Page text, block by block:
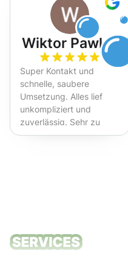
Wiktor Pawlak
Super Kontakt und
schnelle, saubere
Umsetzung. Alles lief
unkompliziert und
zuverlässig. Sehr zu
empfehlen!